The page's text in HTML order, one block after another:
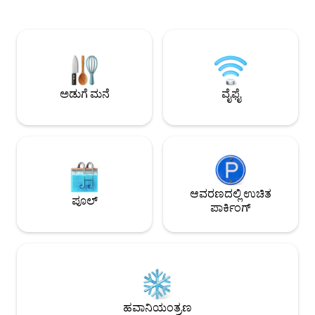
ಸ್ಥಳೀಯ ಸತ್ಯಾಸತ್ಯತೆಯನ್ನು ಅನುಭವಿಸಲು ನಿಮಗೆ
ಅನುವು ಮಾಡಿಕೊಡುತ್ತದೆ.
ಉತ್ತಮವಾದ ಸಂಗತಿ:
ಅನುಭವವನ್ನು
ಅತ್ಯಂತ
ಅಡುಗೆ ಮನೆ ವೈಫೈ
ಪೂಲ್
ಆವರಣದಲ್ಲಿ ಉಚಿತ
ಪಾರ್ಕಿಂಗ್
ಹವಾನಿಯಂತ್ರಣ